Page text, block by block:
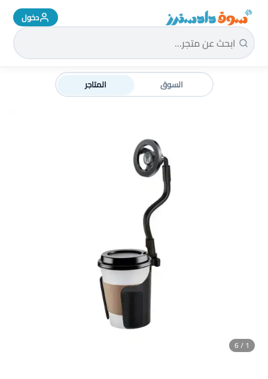
سوق دادسترز الرئيسية دخول
السوق المتاجر
1 / 6